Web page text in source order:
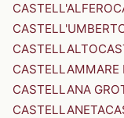
CASTELL'ALFERO
CASTELLALTO
CASTELLAMMARE
CASTELLANA
CASTELLANETA